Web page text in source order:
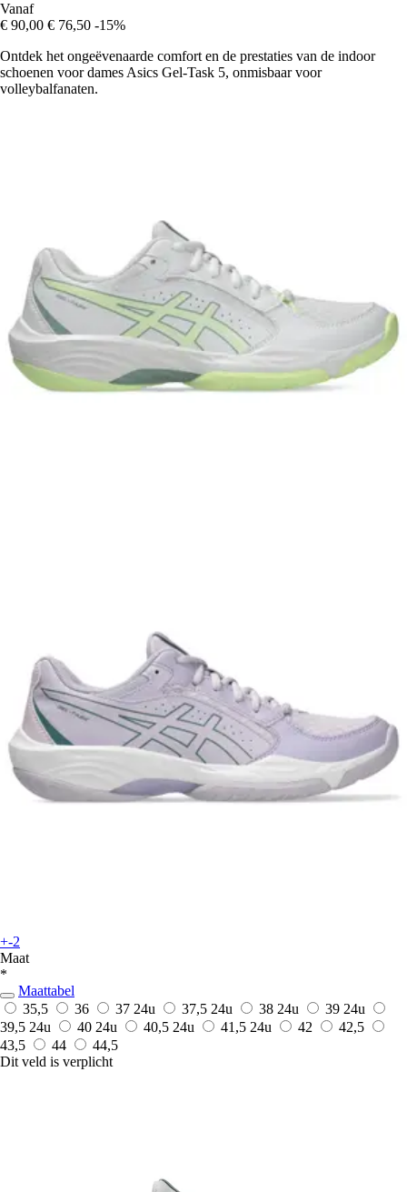
Vanaf
€ 90,00 € 76,50 -15%
Ontdek het ongeëvenaarde comfort en de prestaties van de indoor
schoenen voor dames Asics Gel-Task 5, onmisbaar voor
volleybalfanaten.
+-2
Maat
*
Maattabel
35,5
36 37 24u 37,5 24u 38 24u 39 24u
39,5 24u 40 24u 40,5 24u 41,5 24u 42
42,5
43,5
44
44,5
Dit veld is verplicht